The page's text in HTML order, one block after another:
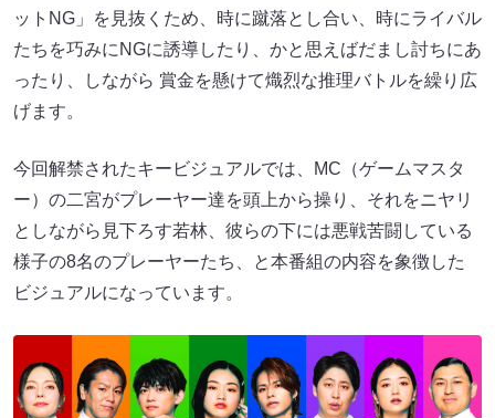
ットNG」を見抜くため、時に蹴落とし合い、時にライバル
たちを巧みにNGに誘導したり、かと思えばだまし討ちにあ
ったり、しながら 賞金を懸けて熾烈な推理バトルを繰り広
げます。
今回解禁されたキービジュアルでは、MC（ゲームマスタ
ー）の二宮がプレーヤー達を頭上から操り、それをニヤリ
としながら見下ろす若林、彼らの下には悪戦苦闘している
様子の8名のプレーヤーたち、と本番組の内容を象徴した
ビジュアルになっています。